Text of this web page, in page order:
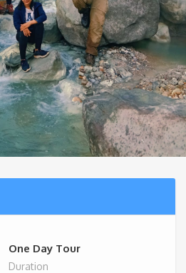
One Day Tour
Duration